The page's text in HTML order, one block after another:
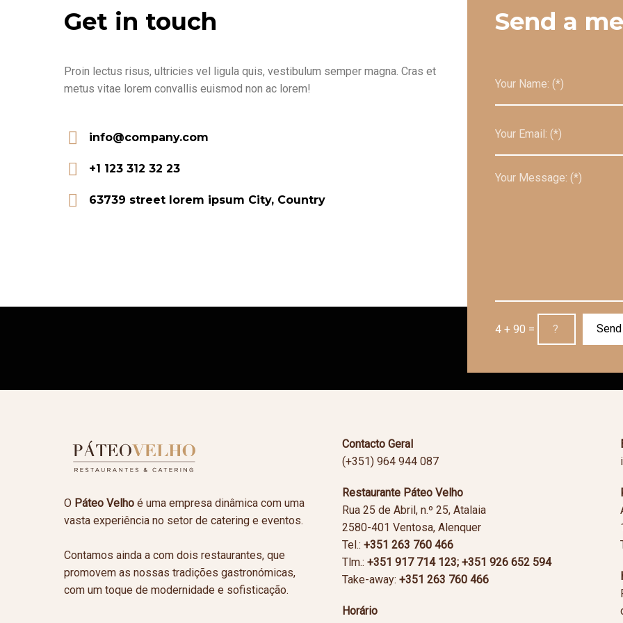
Get in touch
Proin lectus risus, ultricies vel ligula quis, vestibulum semper magna. Cras et
metus vitae lorem convallis euismod non ac lorem!
info@company.com
+1 123 312 32 23
63739 street lorem ipsum City, Country
Send a
4 + 90 =
O Páteo Velho é uma empresa dinâmica com uma
vasta experiência no setor de catering e eventos.
Contamos ainda a com dois restaurantes, que
promovem as nossas tradições gastronómicas,
com um toque de modernidade e sofisticação.
Contacto Geral
(+351) 964 944 087
Restaurante Páteo Velho
Rua 25 de Abril, n.º 25, Atalaia
2580-401 Ventosa, Alenquer
Tel.: +351 263 760 466
Tlm.: +351 917 714 123; +351 926 652 594
Take-away: +351 263 760 466
Horário